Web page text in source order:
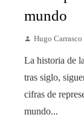
mundo
Hugo Carrasco
La historia de
tras siglo,
cifras de
mundo...